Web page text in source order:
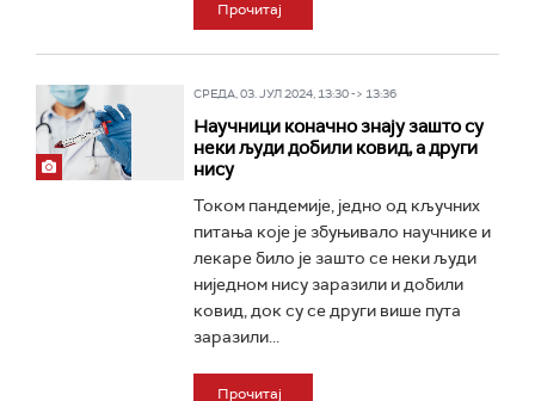
Прочитај
СРЕДА, 03. ЈУЛ 2024, 13:30 -> 13:36
Научници коначно знају зашто су
неки људи добили ковид, а други
нису
Током пандемије, једно од кључних
питања које је збуњивало научнике и
лекаре било је зашто се неки људи
ниједном нису заразили и добили
ковид, док су се други више пута
заразили...
Прочитај